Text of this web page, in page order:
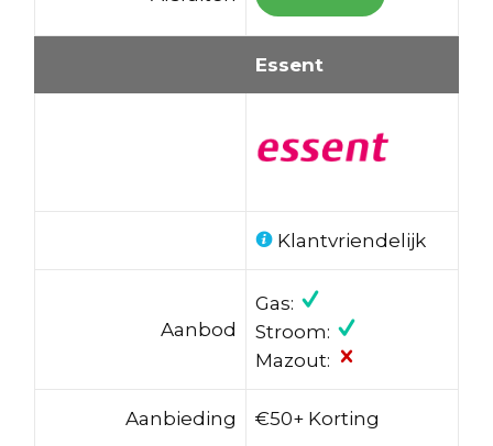
Essent
Klantvriendelijk
Aanbod
Gas:
Stroom:
Mazout:
Aanbieding €50+ Korting